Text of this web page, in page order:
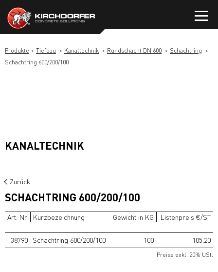
Inhalt
springen
Produkte Tiefbau Kanaltechnik Rundschacht DN 600
Schachtring
Schachtring 600/200/100
KANALTECHNIK
Zurück
SCHACHTRING 600/200/100
Art. Nr. Kurzbezeichnung Gewicht in KG Listenpreis €/ST
38790 Schachtring 600/200/100 100 105,20
Preise exkl. 20% USt.